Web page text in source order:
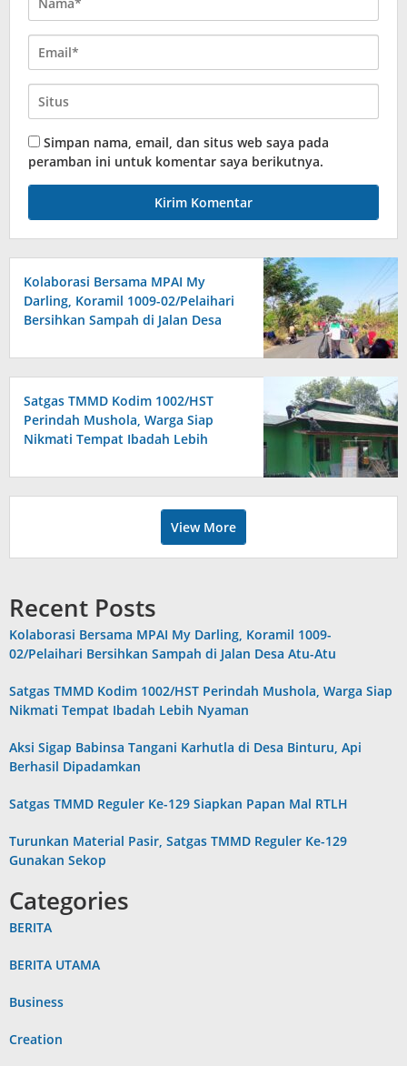
Simpan nama, email, dan situs web saya pada
peramban ini untuk komentar saya berikutnya.
Kolaborasi Bersama MPAI My
Darling, Koramil 1009-02/Pelaihari
Bersihkan Sampah di Jalan Desa
Satgas TMMD Kodim 1002/HST
Perindah Mushola, Warga Siap
Nikmati Tempat Ibadah Lebih
View More
Recent Posts
Kolaborasi Bersama MPAI My Darling, Koramil 1009-
02/Pelaihari Bersihkan Sampah di Jalan Desa Atu-Atu
Satgas TMMD Kodim 1002/HST Perindah Mushola, Warga Siap
Nikmati Tempat Ibadah Lebih Nyaman
Aksi Sigap Babinsa Tangani Karhutla di Desa Binturu, Api
Berhasil Dipadamkan
Satgas TMMD Reguler Ke-129 Siapkan Papan Mal RTLH
Turunkan Material Pasir, Satgas TMMD Reguler Ke-129
Gunakan Sekop
Categories
BERITA
BERITA UTAMA
Business
Creation